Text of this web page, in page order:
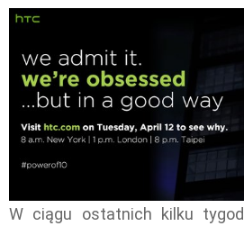
W ciągu ostatnich kilku